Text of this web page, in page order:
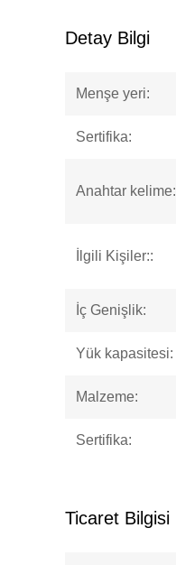
Detay Bilgi
Menşe yeri:
Sertifika:
Anahtar kelime:
İlgili Kişiler::
İç Genişlik:
Yük kapasitesi:
Malzeme:
Sertifika:
Ticaret Bilgisi